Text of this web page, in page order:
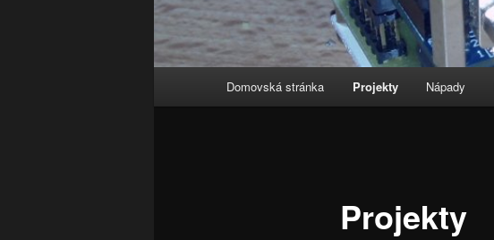
Domovská stránka Projekty Nápady
Projekty